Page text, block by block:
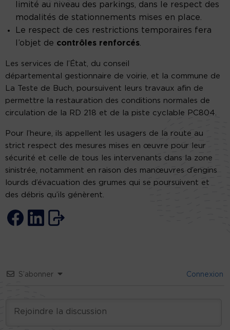
limité au niveau des parkings, dans le respect des
modalités de stationnements mises en place.
Le respect de ces restrictions temporaires fera
l’objet de contrôles renforcés.
Les services de l’État, du conseil
départemental gestionnaire de voirie, et la commune de
La Teste de Buch, poursuivent leurs travaux afin de
permettre la restauration des conditions normales de
circulation de la RD 218 et de la piste cyclable PC804.
Pour l’heure, ils appellent les usagers de la route au
strict respect des mesures mises en œuvre pour leur
sécurité et celle de tous les intervenants dans la zone
sinistrée, notamment en raison des manœuvres d’engins
lourds d’évacuation des grumes qui se poursuivent et
des débris qu’ils génèrent.
S’abonner Connexion